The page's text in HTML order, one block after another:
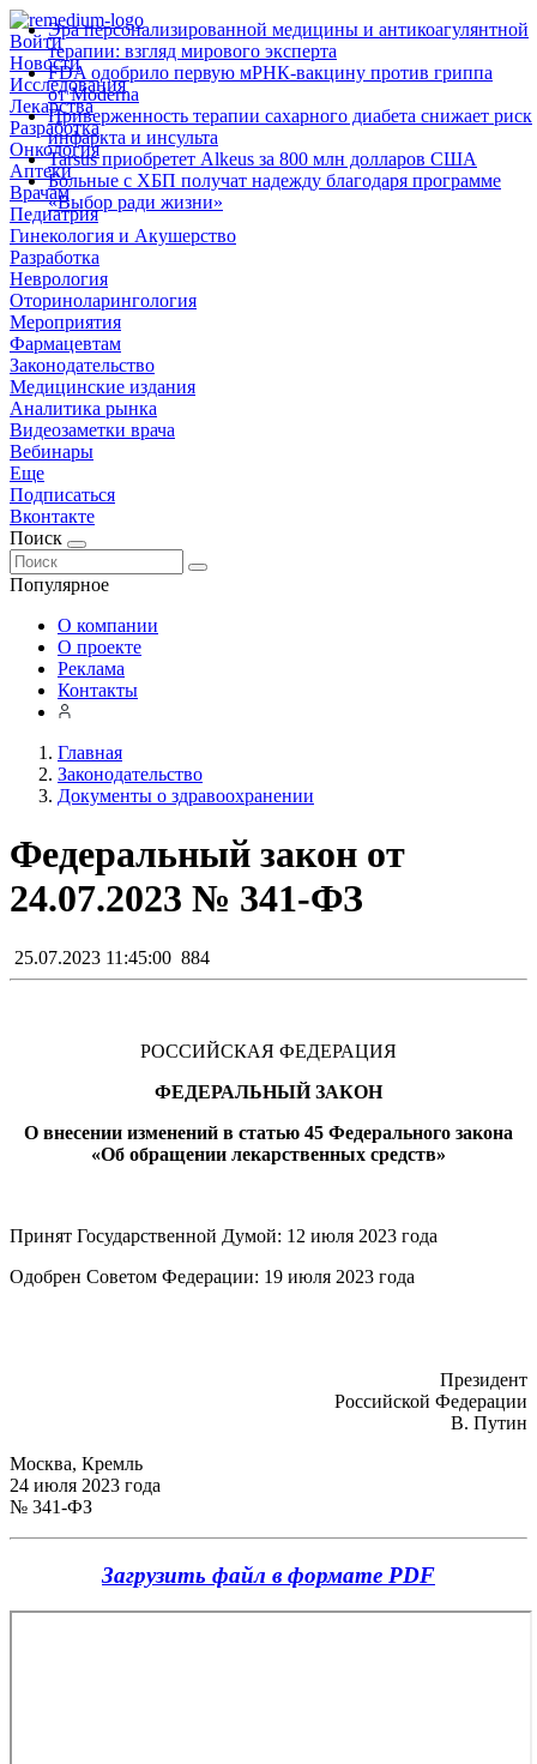
Войти
Новости
Исследования
Лекарства
Разработка
Онкология
Аптеки
Врачам
Педиатрия
Гинекология и Акушерство
Разработка
Неврология
Оториноларингология
Мероприятия
Фармацевтам
Законодательство
Медицинские издания
Аналитика рынка
Видеозаметки врача
Вебинары
Еще
Подписаться
Вконтакте
Поиск
Популярное
Эра персонализированной медицины и антикоагулянтной
терапии: взгляд мирового эксперта
FDA одобрило первую мРНК‑вакцину против гриппа
от Moderna
Приверженность терапии сахарного диабета снижает риск
инфаркта и инсульта
Tarsus приобретет Alkeus за 800 млн долларов США
Больные с ХБП получат надежду благодаря программе
«Выбор ради жизни»
О компании
О проекте
Реклама
Контакты
Главная
Законодательство
Документы о здравоохранении
Федеральный закон от
24.07.2023 № 341-ФЗ
25.07.2023 11:45:00 884
РОССИЙСКАЯ ФЕДЕРАЦИЯ
ФЕДЕРАЛЬНЫЙ ЗАКОН
О внесении изменений в статью 45 Федерального закона
«Об обращении лекарственных средств»
Принят Государственной Думой: 12 июля 2023 года
Одобрен Советом Федерации: 19 июля 2023 года
Президент
Российской Федерации
В. Путин
Москва, Кремль
24 июля 2023 года
№ 341-ФЗ
Загрузить файл в формате PDF